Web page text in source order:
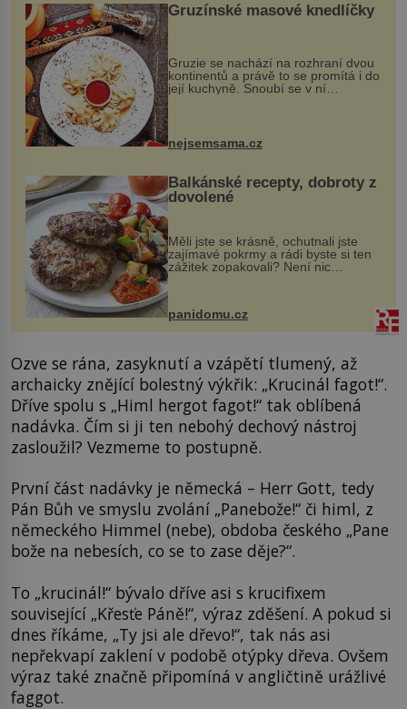
Gruzínské masové knedlíčky
Gruzie se nachází na rozhraní dvou
kontinentů a právě to se promítá i do
její kuchyně. Snoubí se v ní
evropské a asijské chutě a díky tomu
pokrmy, které rozhodně st...
nejsemsama.cz
Balkánské recepty, dobroty z
dovolené
Měli jste se krásně, ochutnali jste
zajímavé pokrmy a rádi byste si ten
zážitek zopakovali? Není nic
snazšího. Pljeskavica (10 porcí)
Možná jste ji ochutnali na dovolené v
bývalé Jugoslávii, lze ji vi...
panidomu.cz
Ozve se rána, zasyknutí a vzápětí tlumený, až
archaicky znějící bolestný výkřik: „Krucinál fagot!“.
Dříve spolu s „Himl hergot fagot!“ tak oblíbená
nadávka. Čím si ji ten nebohý dechový nástroj
zasloužil? Vezmeme to postupně.
První část nadávky je německá – Herr Gott, tedy
Pán Bůh ve smyslu zvolání „Panebože!“ či himl, z
německého Himmel (nebe), obdoba českého „Pane
bože na nebesích, co se to zase děje?“.
To „krucinál!“ bývalo dříve asi s krucifixem
související „Křesťe Páně!“, výraz zděšení. A pokud si
dnes říkáme, „Ty jsi ale dřevo!“, tak nás asi
nepřekvapí zaklení v podobě otýpky dřeva. Ovšem
výraz také značně připomíná v angličtině urážlivé
faggot.